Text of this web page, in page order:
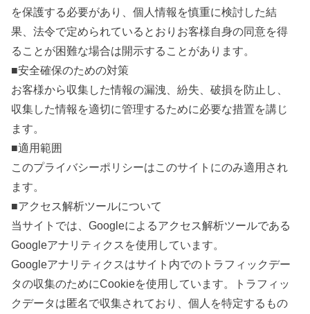
を保護する必要があり、個人情報を慎重に検討した結
果、法令で定められているとおりお客様自身の同意を得
ることが困難な場合は開示することがあります。
■安全確保のための対策
お客様から収集した情報の漏洩、紛失、破損を防止し、
収集した情報を適切に管理するために必要な措置を講じ
ます。
■適用範囲
このプライバシーポリシーはこのサイトにのみ適用され
ます。
■アクセス解析ツールについて
当サイトでは、Googleによるアクセス解析ツールである
Googleアナリティクスを使用しています。
Googleアナリティクスはサイト内でのトラフィックデー
タの収集のためにCookieを使用しています。トラフィッ
クデータは匿名で収集されており、個人を特定するもの